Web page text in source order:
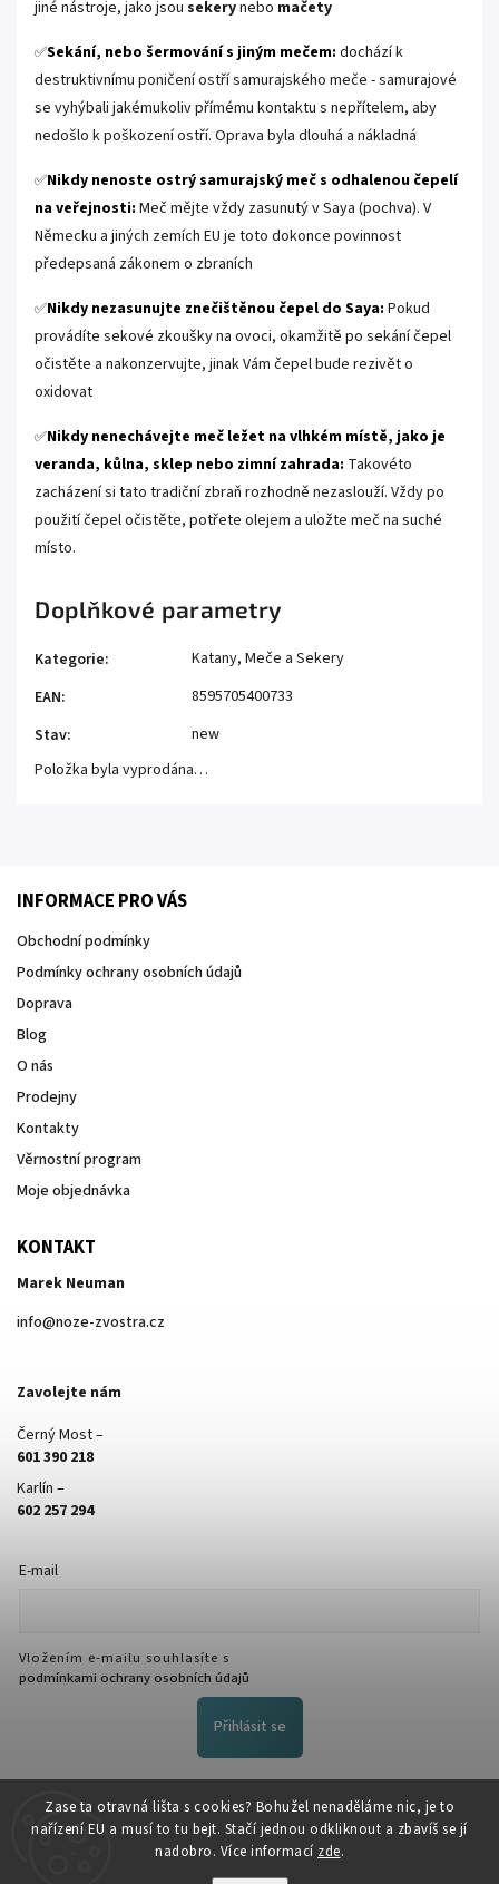
Zase ta otravná lišta s cookies? Bohužel nenaděláme nic, je to
nařízení EU a musí to tu bejt. Stačí jednou odkliknout a zbavíš se jí
nadobro. Více informací zde.
jiné nástroje, jako jsou sekerynebo mačety
✅Sekání, nebo šermování s jiným mečem: dochází k
destruktivnímu poničení ostří samurajského meče - samurajové
se vyhýbali jakémukoliv přímému kontaktu s nepřítelem, aby
nedošlo k poškození ostří. Oprava byla dlouhá a nákladná
✅Nikdy nenoste ostrý samurajský meč s odhalenou čepelí
na veřejnosti: Meč mějte vždy zasunutý v Saya (pochva). V
Německu a jiných zemích EU je toto dokonce povinnost
předepsaná zákonem o zbraních
✅Nikdy nezasunujte znečištěnou čepel do Saya: Pokud
provádíte sekové zkoušky na ovoci, okamžitě po sekání čepel
očistěte a nakonzervujte, jinak Vám čepel bude rezivět o
oxidovat
✅Nikdy nenechávejte meč ležet na vlhkém místě, jako je
veranda, kůlna, sklep nebo zimní zahrada: Takovéto
zacházení si tato tradiční zbraň rozhodně nezaslouží. Vždy po
použití čepel očistěte, potřete olejem a uložte meč na suché
místo.
Doplňkové parametry
Kategorie:
Katany, Meče a Sekery
EAN:
8595705400733
Stav:
new
Položka byla vyprodána…
INFORMACE PRO VÁS
Obchodní podmínky
Podmínky ochrany osobních údajů
Doprava
Blog
O nás
Prodejny
Kontakty
Věrnostní program
Moje objednávka
KONTAKT
Marek Neuman
info@noze-zvostra.cz
Zavolejte nám
Černý Most –
601 390 218
Karlín –
602 257 294
E-mail
Vložením e-mailu souhlasíte s
podmínkami ochrany osobních údajů
Přihlásit se
FACEBOOK